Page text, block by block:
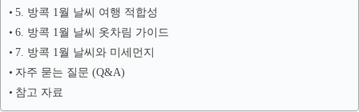
5. 방콕 1월 날씨 여행 적합성
6. 방콕 1월 날씨 옷차림 가이드
7. 방콕 1월 날씨와 미세먼지
자주 묻는 질문 (Q&A)
참고 자료